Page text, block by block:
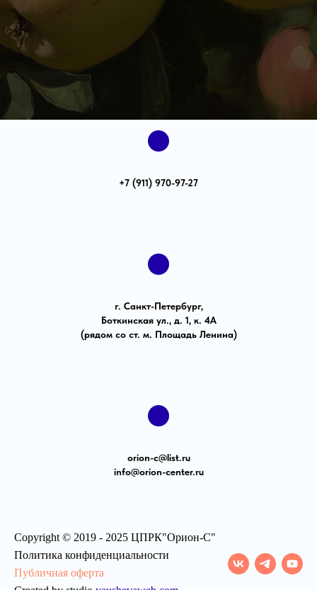
+7 (911) 970-97-27
г. Санкт-Петербург,
Боткинская ул., д. 1, к. 4А
(рядом со ст. м. Площадь Ленина)
orion-с@list.ru
info@orion-center.ru
Copyright © 2019 - 2025 ЦПРК"Орион-С"
Политика конфиденциальности
Публичная оферта